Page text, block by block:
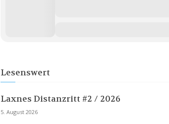
Lesenswert
Laxnes Distanzritt #2 / 2026
5. August 2026